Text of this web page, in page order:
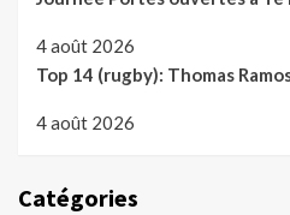
4 août 2026
Top 14 (rugby): Thomas
4 août 2026
Catégories